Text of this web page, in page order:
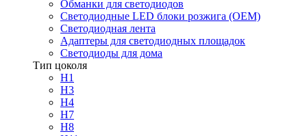
Обманки для светодиодов
Светодиодные LED блоки розжига (OEM)
Светодиодная лента
Адаптеры для светодиодных площадок
Светодиоды для дома
Тип цоколя
H1
H3
H4
H7
H8